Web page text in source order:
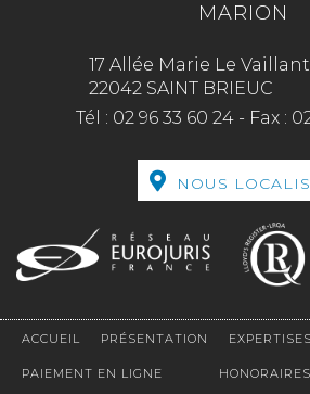
MARION
17 Allée Marie Le
22042 SAINT BRIEUC
Tél : 02 96 33 60 24 - Fax :
NOUS
ACCUEIL PRÉSENTATION EXPERTISES
PAIEMENT EN LIGNE HONORAIRES